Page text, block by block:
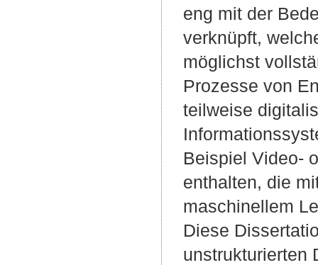
eng mit der
verknüpft,
möglichst
Prozesse von
teilweise
Beispiel Video-
enthalten, die
maschinellem
Diese
unstrukturierten